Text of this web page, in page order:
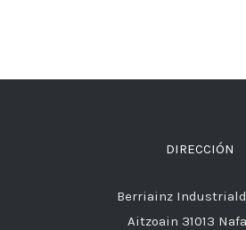
DIRECCIÓN
Berriainz
Aitzoain 31013